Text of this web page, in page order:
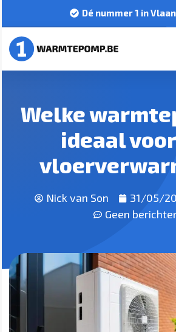
Dé nummer 1 in
Welke
ideaal
Nick van Son 31/05/
Geen